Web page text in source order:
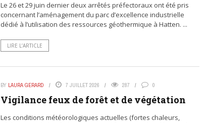
Le 26 et 29 juin dernier deux arrêtés préfectoraux ont été pris
concernant l’aménagement du parc d’excellence industrielle
dédié à l’utilisation des ressources géothermique à Hatten. ...
LIRE L’ARTICLE
BY LAURA GERARD 7 JUILLET 2026 287 0
Vigilance feux de forêt et de végétation
Les conditions météorologiques actuelles (fortes chaleurs,